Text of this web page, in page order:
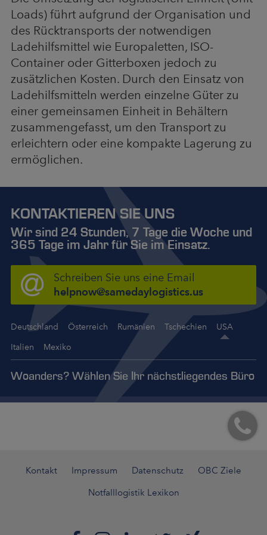
Loads) führt aufgrund der Organisation und
des Rücktransports der notwendigen
Ladehilfsmittel wie Europaletten, ISO-
Container oder Gitterboxen jedoch zu
zusätzlichen Kosten. Durch den Einsatz von
Ladehilfsmitteln werden einzelne Güter zu
einer gemeinsamen Einheit in Behältern
zusammengefasst, um den Transport zu
erleichtern oder eine kompakte Lagerung zu
ermöglichen.
KONTAKTIEREN SIE UNS
Wir sind 24 Stunden, 7 Tage die Woche und
365 Tage im Jahr für Sie im Einsatz.
Schreiben Sie uns eine Email
helpnow@samedaylogistics.us
Deutschland Österreich Rumänien Tschechien USA
Italien Mexiko
Woanders? Wählen Sie Ihr nächstliegendes Büro
Kontakt Impressum Datenschutz OBC Ziele
Notfalllogistik Lexikon